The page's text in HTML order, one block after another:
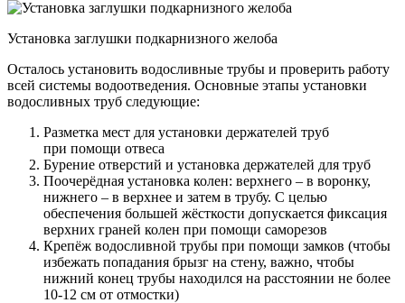
Установка заглушки подкарнизного желоба
Осталось установить водосливные трубы и проверить работу
всей системы водоотведения. Основные этапы установки
водосливных труб следующие:
Разметка мест для установки держателей труб
при помощи отвеса
Бурение отверстий и установка держателей для труб
Поочерёдная установка колен: верхнего – в воронку,
нижнего – в верхнее и затем в трубу. С целью
обеспечения большей жёсткости допускается фиксация
верхних граней колен при помощи саморезов
Крепёж водосливной трубы при помощи замков (чтобы
избежать попадания брызг на стену, важно, чтобы
нижний конец трубы находился на расстоянии не более
10-12 см от отмостки)